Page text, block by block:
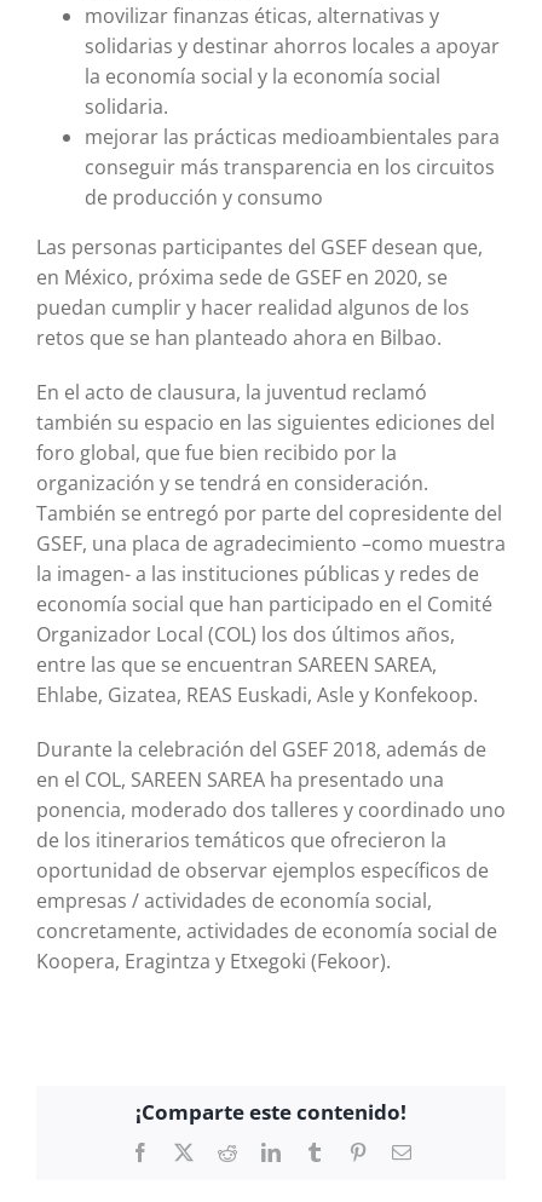
movilizar finanzas éticas, alternativas y
solidarias y destinar ahorros locales a apoyar
la economía social y la economía social
solidaria.
mejorar las prácticas medioambientales para
conseguir más transparencia en los circuitos
de producción y consumo
Las personas participantes del GSEF desean que,
en México, próxima sede de GSEF en 2020, se
puedan cumplir y hacer realidad algunos de los
retos que se han planteado ahora en Bilbao.
En el acto de clausura, la juventud reclamó
también su espacio en las siguientes ediciones del
foro global, que fue bien recibido por la
organización y se tendrá en consideración.
También se entregó por parte del copresidente del
GSEF, una placa de agradecimiento –como muestra
la imagen- a las instituciones públicas y redes de
economía social que han participado en el Comité
Organizador Local (COL) los dos últimos años,
entre las que se encuentran SAREEN SAREA,
Ehlabe, Gizatea, REAS Euskadi, Asle y Konfekoop.
Durante la celebración del GSEF 2018, además de
en el COL, SAREEN SAREA ha presentado una
ponencia, moderado dos talleres y coordinado uno
de los itinerarios temáticos que ofrecieron la
oportunidad de observar ejemplos específicos de
empresas / actividades de economía social,
concretamente, actividades de economía social de
Koopera, Eragintza y Etxegoki (Fekoor).
¡Comparte este contenido!
Facebook RedditLinkedInTumblr PinterestCorreo